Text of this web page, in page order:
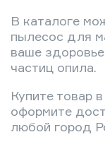
В каталоге
пылесос для
ваше
частиц опила.
Купите товар
оформите
любой город